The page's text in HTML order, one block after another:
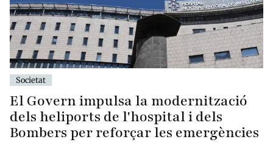
Societat
El Govern impulsa la modernització
dels heliports de l'hospital i dels
Bombers per reforçar les emergències